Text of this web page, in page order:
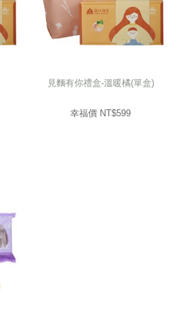
見麵有你禮盒-溫暖橘(單盒)
幸福價 NT$599